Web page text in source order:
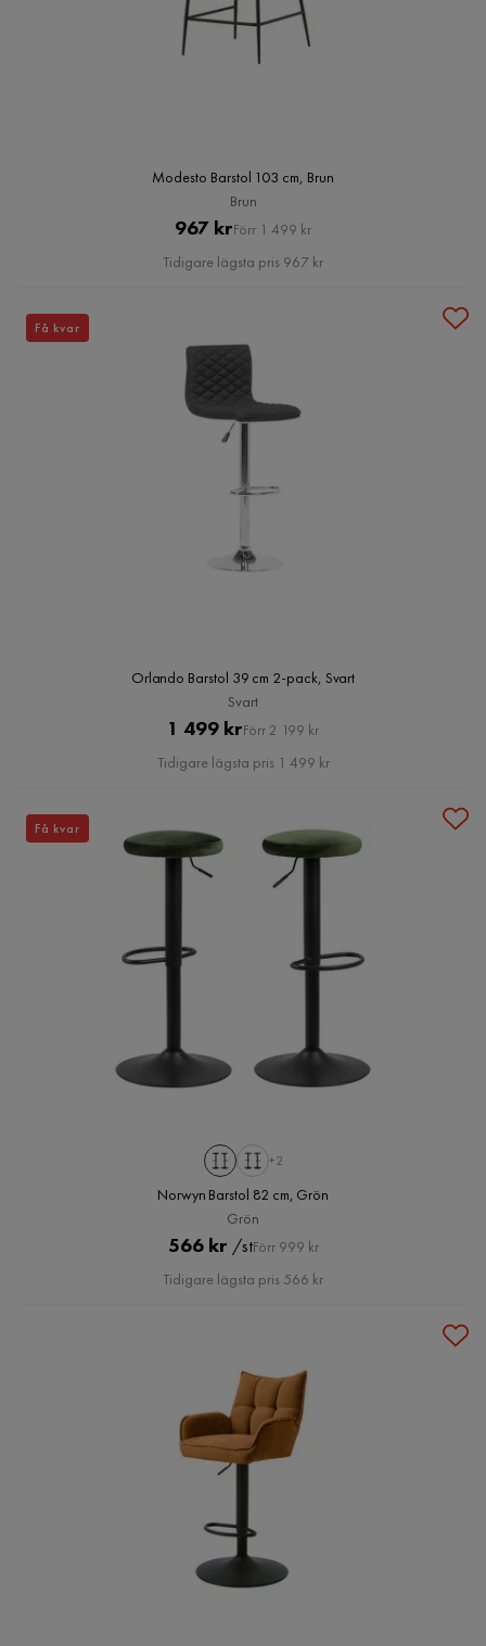
Modesto Barstol 103 cm, Brun
Brun
Pris
967 kr Original
Pris
Förr 1 499 kr
Tidigare lägsta pris 967 kr
Orlando Barstol 39 cm 2-pack, Svart
Svart
Pris
1 499 krOriginal
Pris
Förr 2 199 kr
Tidigare lägsta pris 1 499 kr
Få kvar
+2
Norwyn Barstol 82 cm, Grön
Grön
Pris
566 kr /stOriginal
Pris
Förr 999 kr
Tidigare lägsta pris 566 kr
Få kvar